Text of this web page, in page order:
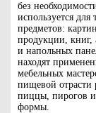
без
используется
предметов:
продукции, книг,
и напольных
находят
мебельных
пищевой отрасти
пиццы, пирогов и
формы.